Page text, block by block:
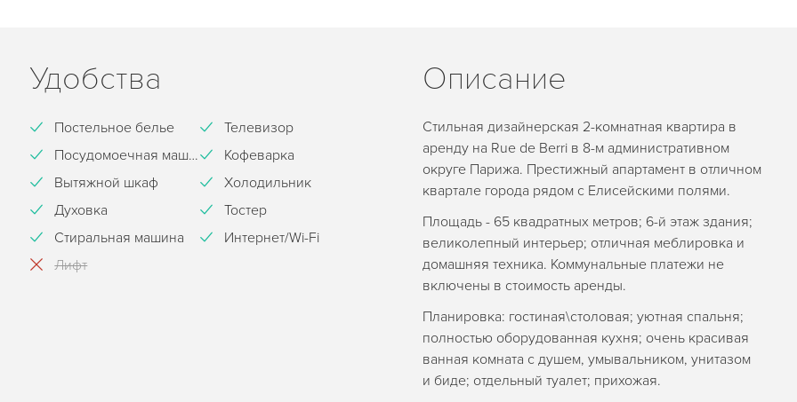
Удобства
Постельное белье
Телевизор
Посудомоечная машина
Кофеварка
Вытяжной шкаф
Холодильник
Духовка
Тостер
Стиральная машина
Интернет/Wi-Fi
Лифт
Описание
Стильная дизайнерская 2-комнатная квартира в
аренду на Rue de Berri в 8-м административном
округе Парижа. Престижный апартамент в отличном
квартале города рядом с Елисейскими полями.
Площадь - 65 квадратных метров; 6-й этаж здания;
великолепный интерьер; отличная меблировка и
домашняя техника. Коммунальные платежи не
включены в стоимость аренды.
Планировка: гостиная\столовая; уютная спальня;
полностью оборудованная кухня; очень красивая
ванная комната с душем, умывальником, унитазом
и биде; отдельный туалет; прихожая.